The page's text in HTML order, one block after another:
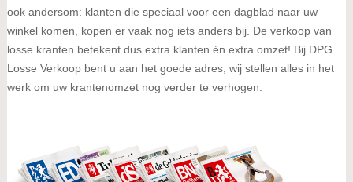
ook andersom: klanten die speciaal voor een dagblad naar uw
winkel komen, kopen er vaak nog iets anders bij. De verkoop van
losse kranten betekent dus extra klanten én extra omzet! Bij DPG
Losse Verkoop bent u aan het goede adres; wij stellen alles in het
werk om uw krantenomzet nog verder te verhogen.